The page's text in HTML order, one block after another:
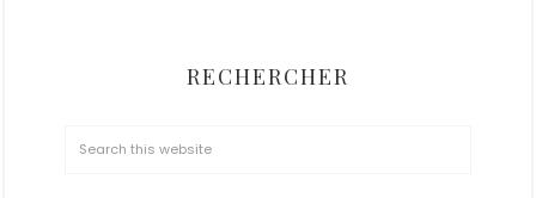
RECHERCHER